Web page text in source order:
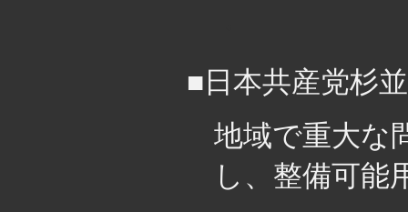
■日本共産党杉
地域で重大な
し、整備可能